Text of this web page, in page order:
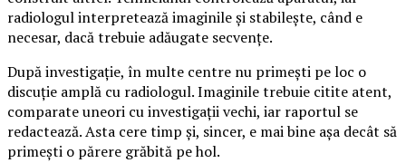
radiologul interpretează imaginile și stabilește, când e
necesar, dacă trebuie adăugate secvențe.
După investigație, în multe centre nu primești pe loc o
discuție amplă cu radiologul. Imaginile trebuie citite atent,
comparate uneori cu investigații vechi, iar raportul se
redactează. Asta cere timp și, sincer, e mai bine așa decât să
primești o părere grăbită pe hol.